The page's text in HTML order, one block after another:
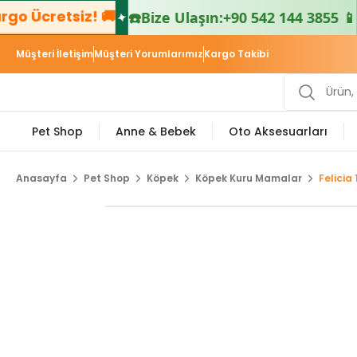
🚚 ☎️Bize Ulaşın:+90 542 144 3855 📱 📦
Müşteri İletişimMüşteri YorumlarımızKargo Takibi
Pet Shop Anne & Bebek Oto Aksesuarları
Anasayfa Pet Shop Köpek Köpek Kuru Mamalar Felicia